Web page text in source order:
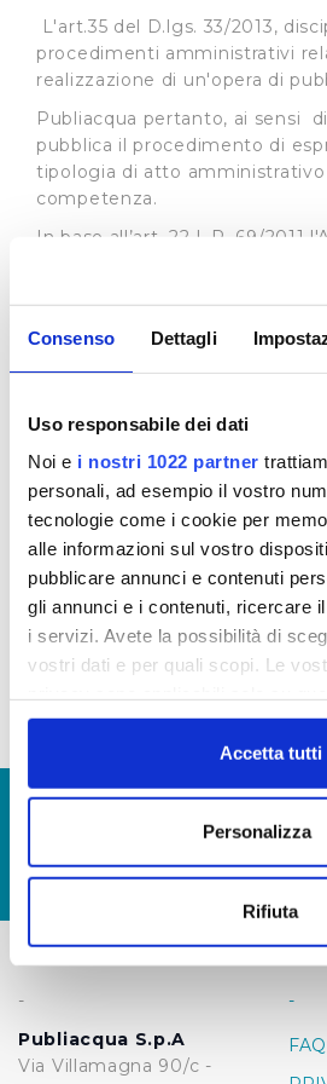
Consenso Dettagli
Uso responsabile dei dati
Noi e i nostri 1022 partner
personali, ad esempio il vostro
tecnologie come i cookie per
alle informazioni sul vostro
pubblicare annunci e contenuti
gli annunci e i contenuti, ricercare
i servizi. Avete la possibilità di
vostri dati e per quali scopi. Le
in cui avete effettuato le vostre
modificare o revocare il proprio
momento dalla Dichiarazione sui
Con il tuo consenso, vorremmo
raccogliere informazioni
(impronte digitali).
Accetta tutti
Personalizza
Rifiuta
L'art.35 del D.lgs. 33/2013,
procedimenti amministrativi
realizzazione di un'opera di
Publiacqua pertanto, ai sensi
pubblica il procedimento di
tipologia di atto amministrativo
competenza.
In base all’art. 22 L.R. 69/2011
Toscana può delegare, in tutto
poteri espropriativi al gestore
affidamento del servizio i cui
specificati in ogni atto del
Toscanaper tutte le
procedimenti in essere.
Procedimenti ad istanza di
In merito ai procedimenti di
Società non ha in capo tale
provvedimento.
© Copyright 2017 - 2026
-
Publiacqua S.p.A
Via Villamagna 90/c -
-
FAQ